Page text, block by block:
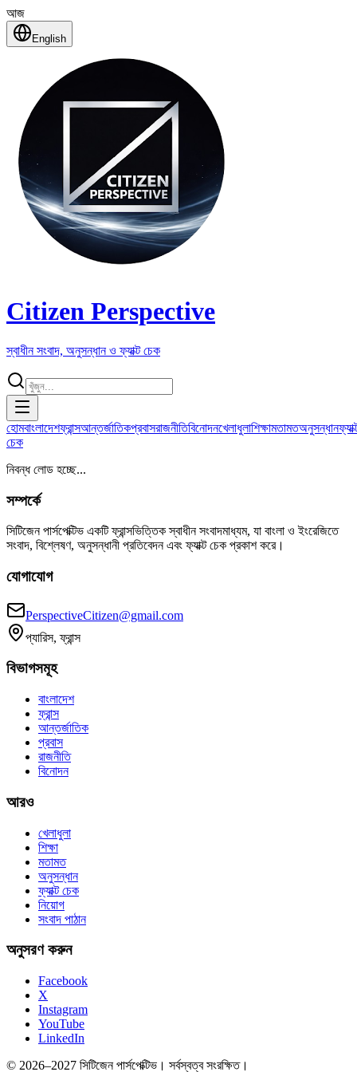
আজ
English
Citizen Perspective
স্বাধীন সংবাদ, অনুসন্ধান ও ফ্যাক্ট চেক
হোমবাংলাদেশফ্রান্সআন্তর্জাতিকপ্রবাসরাজনীতিবিনোদনখেলাধুলাশিক্ষামতামতঅনুসন্ধান
চেক
নিবন্ধ লোড হচ্ছে...
সম্পর্কে
সিটিজেন পার্সপেক্টিভ একটি ফ্রান্সভিত্তিক স্বাধীন সংবাদমাধ্যম, যা বাংলা ও ইংরেজিতে
সংবাদ, বিশ্লেষণ, অনুসন্ধানী প্রতিবেদন এবং ফ্যাক্ট চেক প্রকাশ করে।
যোগাযোগ
PerspectiveCitizen@gmail.com
প্যারিস, ফ্রান্স
বিভাগসমূহ
বাংলাদেশ
ফ্রান্স
আন্তর্জাতিক
প্রবাস
রাজনীতি
বিনোদন
আরও
খেলাধুলা
শিক্ষা
মতামত
অনুসন্ধান
ফ্যাক্ট চেক
নিয়োগ
সংবাদ পাঠান
অনুসরণ করুন
Facebook
X
Instagram
YouTube
LinkedIn
© 2026–2027 সিটিজেন পার্সপেক্টিভ। সর্বস্বত্ব সংরক্ষিত।